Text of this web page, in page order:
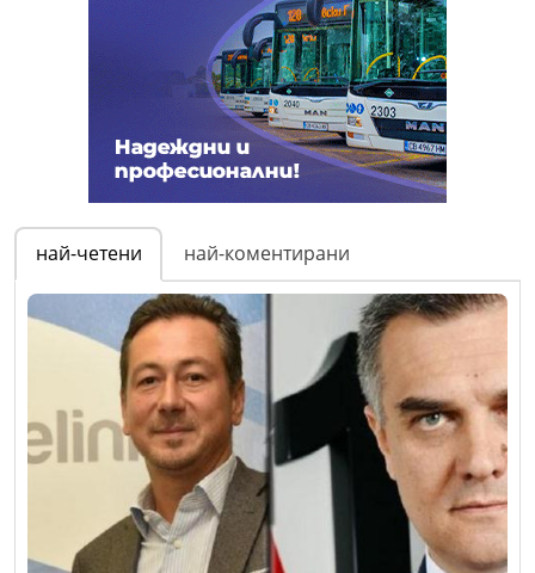
най-четени най-коментирани